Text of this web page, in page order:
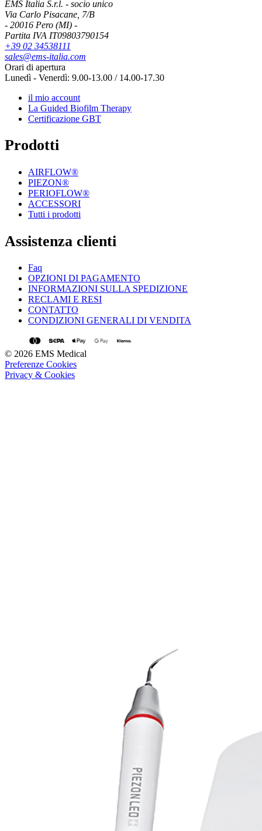
EMS Italia S.r.l. - socio unico
Via Carlo Pisacane, 7/B
- 20016 Pero (MI) -
Partita IVA IT09803790154
+39 02 34538111
sales@ems-italia.com
Orari di apertura
Lunedì - Venerdì: 9.00-13.00 / 14.00-17.30
il mio account
La Guided Biofilm Therapy
Certificazione GBT
Prodotti
AIRFLOW®
PIEZON®
PERIOFLOW®
ACCESSORI
Tutti i prodotti
Assistenza clienti
Faq
OPZIONI DI PAGAMENTO
INFORMAZIONI SULLA SPEDIZIONE
RECLAMI E RESI
CONTATTO
CONDIZIONI GENERALI DI VENDITA
© 2026 EMS Medical
Preferenze Cookies
Privacy & Cookies